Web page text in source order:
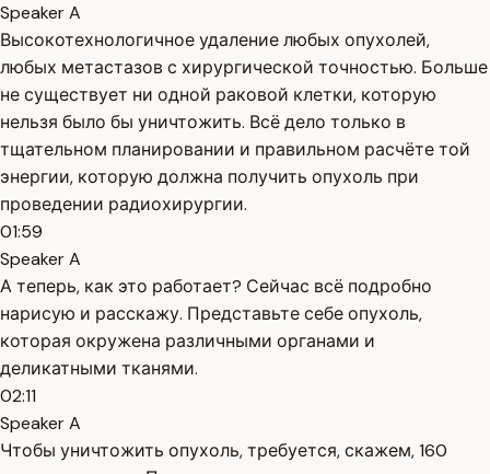
Speaker A
Высокотехнологичное удаление любых опухолей,
любых метастазов с хирургической точностью. Больше
не существует ни одной раковой клетки, которую
нельзя было бы уничтожить. Всё дело только в
тщательном планировании и правильном расчёте той
энергии, которую должна получить опухоль при
проведении радиохирургии.
01:59
Speaker A
А теперь, как это работает? Сейчас всё подробно
нарисую и расскажу. Представьте себе опухоль,
которая окружена различными органами и
деликатными тканями.
02:11
Speaker A
Чтобы уничтожить опухоль, требуется, скажем, 160